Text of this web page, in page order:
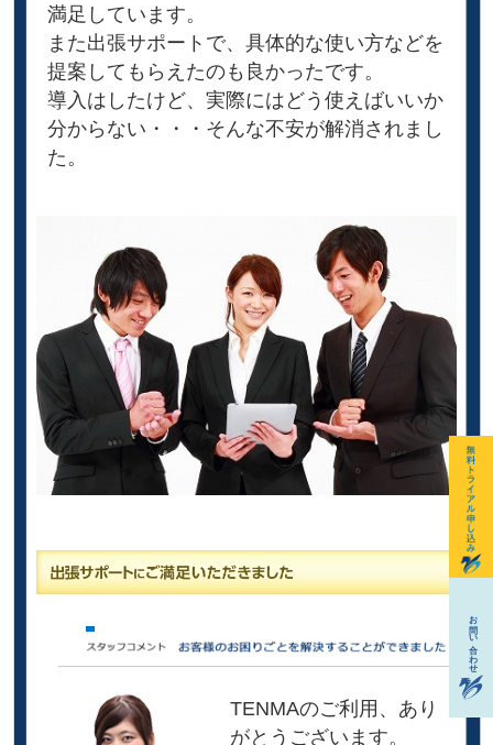
満足しています。
また出張サポートで、具体的な使い方などを
提案してもらえたのも良かったです。
導入はしたけど、実際にはどう使えばいいか
分からない・・・そんな不安が解消されまし
た。
TENMAのご利用、あり
がとうございます。